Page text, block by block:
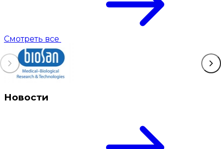
Смотреть все
Новости